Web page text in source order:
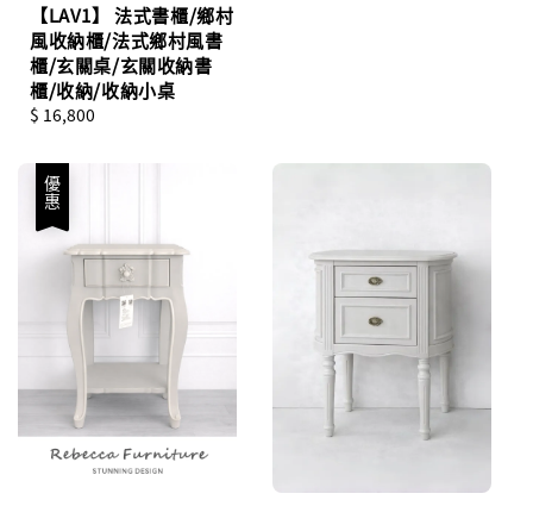
【LAV1】 法式書櫃/鄉村
風收納櫃/法式鄉村風書
櫃/玄關桌/玄關收納書
櫃/收納/收納小桌
Regular
$ 16,800
優惠